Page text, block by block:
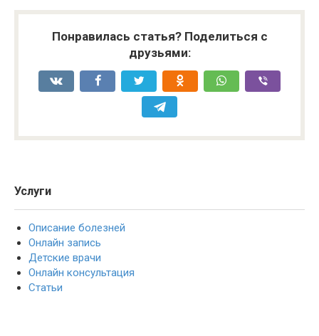
Понравилась статья? Поделиться с
друзьями:
Услуги
Описание болезней
Онлайн запись
Детские врачи
Онлайн консультация
Статьи